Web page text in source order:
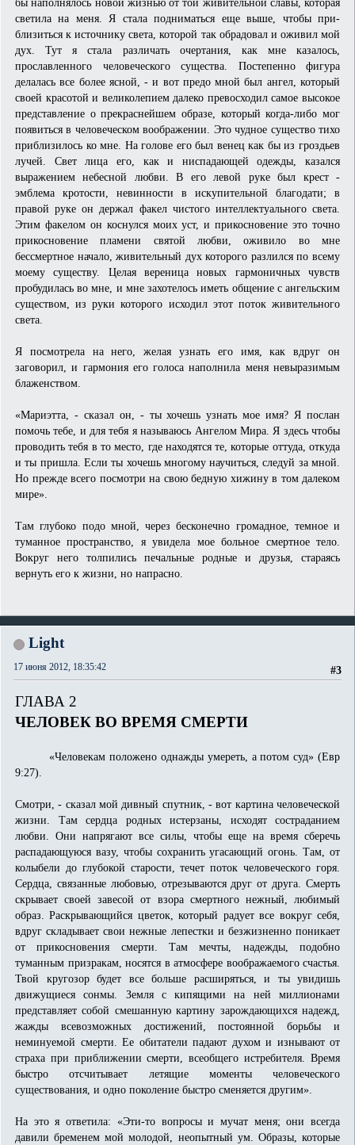
бы наполнялось новой жизнью от той живительной славы, которая
светила на меня. Я стала подниматься еще выше, чтобы при-
близиться к источнику света, которой так обрадовал и оживил мой
дух. Тут я стала различать очертания, как мне казалось,
прославленного человеческого существа. Постепенно фигура
делалась все более ясной, - и вот предо мной был ангел, который
своей красотой и великолепием далеко превосходил самое высокое
представление о прекраснейшем образе, который когда-либо мог
появиться в человеческом воображении. Это чудное существо тихо
приблизилось ко мне. На голове его был венец как бы из гроздьев
лучей. Свет лица его, как и ниспадающей одежды, казался
выражением небесной любви. В его левой руке был крест -
эмблема кротости, невинности в искупительной благодати; в
правой руке он держал факел чистого интеллектуального света.
Этим факелом он коснулся моих уст, и прикосновение это точно
прикосновение пламени святой любви, оживило во мне
бессмертное начало, живительный дух которого разлился по всему
моему существу. Целая вереница новых гармоничных чувств
пробудилась во мне, и мне захотелось иметь общение с ангельским
существом, из руки которого исходил этот поток живительного
света.
Я посмотрела на него, желая узнать его имя, как вдруг он
заговорил, и гармония его голоса наполнила меня невыразимым
блаженством.
«Мариэтта, - сказал он, - ты хочешь узнать мое имя? Я послан
помочь тебе, и для тебя я называюсь Ангелом Мира. Я здесь чтобы
проводить тебя в то место, где находятся те, которые оттуда, откуда
и ты пришла. Если ты хочешь многому научиться, следуй за мной.
Но прежде всего посмотри на свою бедную хижину в том далеком
мире».
Там глубоко подо мной, через бесконечно громадное, темное и
туманное пространство, я увидела мое больное смертное тело.
Вокруг него толпились печальные родные и друзья, стараясь
вернуть его к жизни, но напрасно.
Light
#3
17 июня 2012, 18:35:42
ГЛАВА 2
ЧЕЛОВЕК ВО ВРЕМЯ СМЕРТИ
«Человекам положено однажды умереть, а потом суд» (Евр
9:27).
Смотри, - сказал мой дивный спутник, - вот картина человеческой
жизни. Там сердца родных истерзаны, исходят состраданием
любви. Они напрягают все силы, чтобы еще на время сберечь
распадающуюся вазу, чтобы сохранить угасающий огонь. Там, от
колыбели до глубокой старости, течет поток человеческого горя.
Сердца, связанные любовью, отрезываются друг от друга. Смерть
скрывает своей завесой от взора смертного нежный, любимый
образ. Раскрывающийся цветок, который радует все вокруг себя,
вдруг складывает свои нежные лепестки и безжизненно поникает
от прикосновения смерти. Там мечты, надежды, подобно
туманным призракам, носятся в атмосфере воображаемого счастья.
Твой кругозор будет все больше расширяться, и ты увидишь
движущиеся сонмы. Земля с кипящими на ней миллионами
представляет собой смешанную картину зарождающихся надежд,
жажды всевозможных достижений, постоянной борьбы и
неминуемой смерти. Ее обитатели падают духом и изнывают от
страха при приближении смерти, всеобщего истребителя. Время
быстро отсчитывает летящие моменты человеческого
существования, и одно поколение быстро сменяется другим».
На это я ответила: «Эти-то вопросы и мучат меня; они всегда
давили бременем мой молодой, неопытный ум. Образы, которые